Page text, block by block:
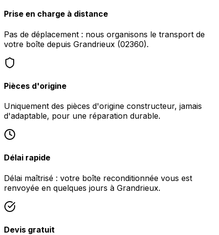
Prise en charge à distance
Pas de déplacement : nous organisons le transport de
votre boîte depuis Grandrieux (02360).
Pièces d'origine
Uniquement des pièces d'origine constructeur, jamais
d'adaptable, pour une réparation durable.
Délai rapide
Délai maîtrisé : votre boîte reconditionnée vous est
renvoyée en quelques jours à Grandrieux.
Devis gratuit